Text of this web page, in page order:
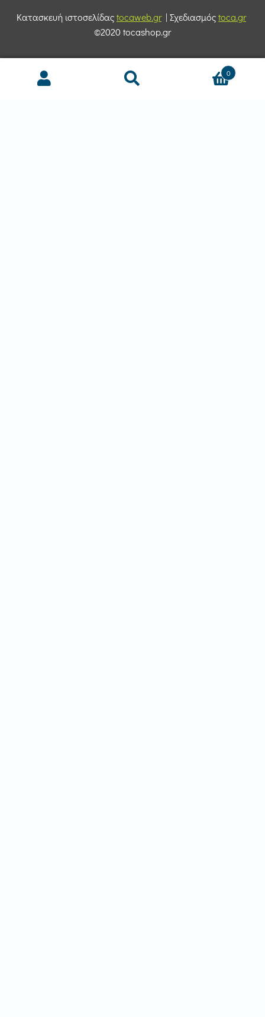
Κατασκευή ιστοσελίδαςtocaweb.gr| Σχεδιασμόςtoca.gr
©2020 tocashop.gr
0